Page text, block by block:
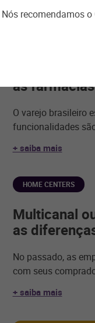
FARMÁCIAS E
Quais são
as
O varejo brasileiro
funcionalidades
+ saiba mais
HOME CENTERS
Multicanal
as
No passado, as
com seus
+ saiba mais
Nós recomendamos o